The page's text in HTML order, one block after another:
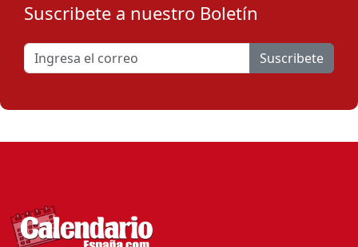
Suscribete a nuestro Boletín
Suscribete